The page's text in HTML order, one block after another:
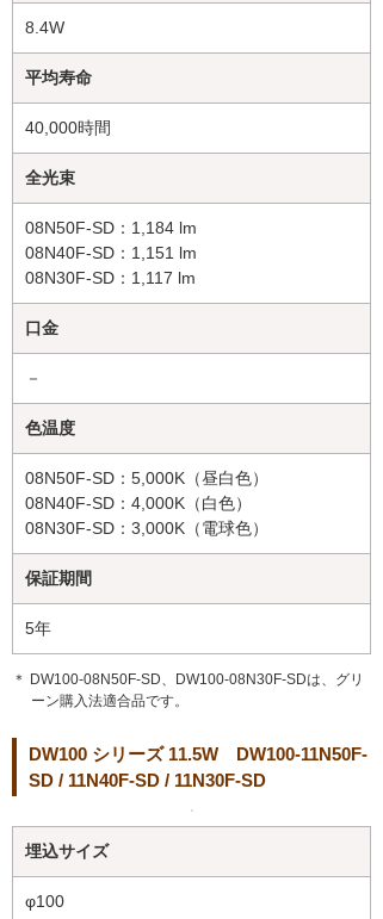
8.4W
平均寿命
40,000時間
全光束
08N50F-SD：1,184 lm
08N40F-SD：1,151 lm
08N30F-SD：1,117 lm
口金
－
色温度
08N50F-SD：5,000K（昼白色）
08N40F-SD：4,000K（白色）
08N30F-SD：3,000K（電球色）
保証期間
5年
＊ DW100-08N50F-SD、DW100-08N30F-SDは、グリ
ーン購入法適合品です。
DW100 シリーズ 11.5W DW100-11N50F-
SD / 11N40F-SD / 11N30F-SD
埋込サイズ
φ100